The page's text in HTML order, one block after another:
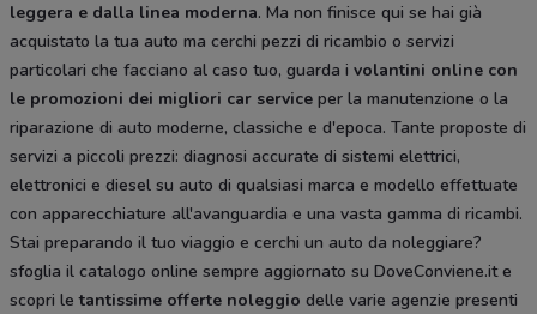
leggera e dalla linea moderna. Ma non finisce qui se hai già
acquistato la tua auto ma cerchi pezzi di ricambio o servizi
particolari che facciano al caso tuo, guarda i volantini online con
le promozioni dei migliori car service per la manutenzione o la
riparazione di auto moderne, classiche e d'epoca. Tante proposte di
servizi a piccoli prezzi: diagnosi accurate di sistemi elettrici,
elettronici e diesel su auto di qualsiasi marca e modello effettuate
con apparecchiature all'avanguardia e una vasta gamma di ricambi.
Stai preparando il tuo viaggio e cerchi un auto da noleggiare?
sfoglia il catalogo online sempre aggiornato su DoveConviene.it e
scopri le tantissime offerte noleggio delle varie agenzie presenti